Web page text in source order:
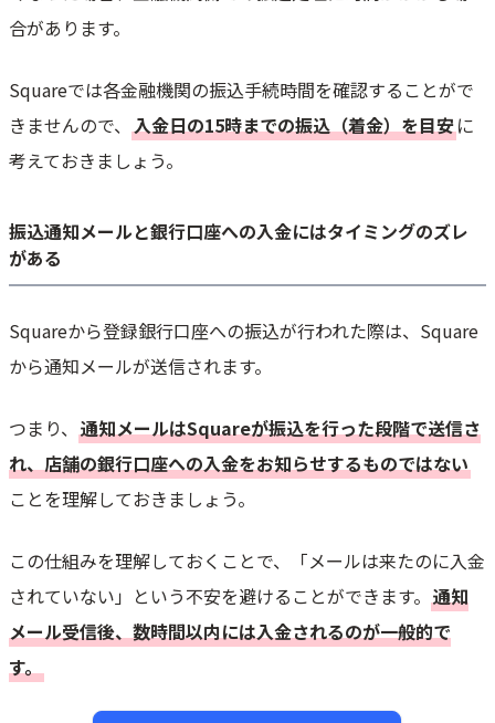
合があります。
Squareでは各金融機関の振込手続時間を確認することがで
きませんので、 入金日の15時までの振込（着金）を目安に
考えておきましょう。
振込通知メールと銀行口座への入金にはタイミングのズレ
がある
Squareから登録銀行口座への振込が行われた際は、Square
から通知メールが送信されます。
つまり、 通知メールはSquareが振込を行った段階で送信さ
れ、店舗の銀行口座への入金をお知らせするものではない
ことを理解しておきましょう。
この仕組みを理解しておくことで、「メールは来たのに入金
されていない」という不安を避けることができます。 通知
メール受信後、数時間以内には入金されるのが一般的で
す。